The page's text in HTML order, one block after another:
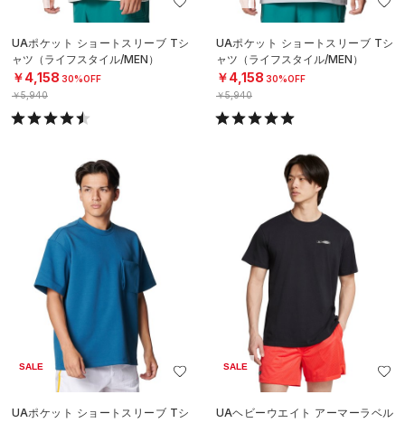
UAポケット ショートスリーブ Tシ
ャツ（ライフスタイル/MEN）
￥4,158 30%OFF
￥5,940
UAポケット ショートスリーブ Tシ
ャツ（ライフスタイル/MEN）
￥4,158 30%OFF
￥5,940
SALE
UAポケット ショートスリーブ Tシ
SALE
UAヘビーウエイト アーマーラベル